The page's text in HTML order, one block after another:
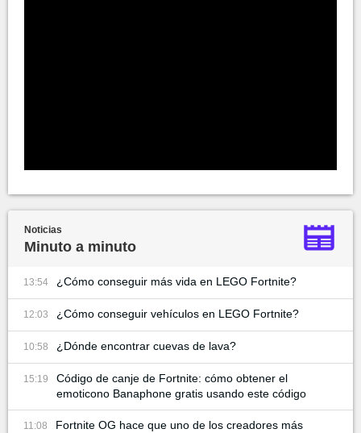
Noticias
Minuto a minuto
13:54 ¿Cómo conseguir más vida en LEGO Fortnite?
12:03 ¿Cómo conseguir vehículos en LEGO Fortnite?
10:58 ¿Dónde encontrar cuevas de lava?
15:19
Código de canje de Fortnite: cómo obtener el
emoticono Banaphone gratis usando este código
11:08
Fortnite OG hace que uno de los creadores más